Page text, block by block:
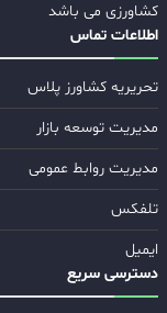
کشاورزی می باشد
اطلاعات تماس
تحریریه کشاورز پلاس
مدیریت توسعه بازار
مدیریت روابط عمومی
تلفکس
ایمیل
دسترسی سریع